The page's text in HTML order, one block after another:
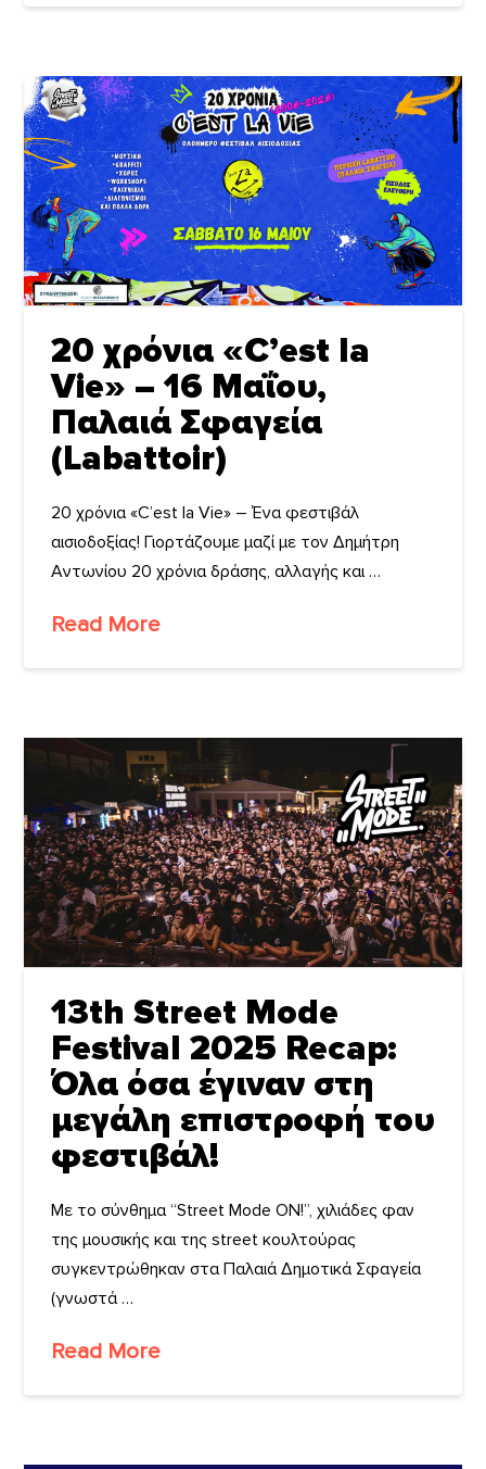
20 χρόνια «C’est la
Vie» – 16 Μαΐου,
Παλαιά Σφαγεία
(Labattoir)
20 χρόνια «C’est la Vie» – Ένα φεστιβάλ
αισιοδοξίας! Γιορτάζουμε μαζί με τον Δημήτρη
Αντωνίου 20 χρόνια δράσης, αλλαγής και …
Read More
13th Street Mode
Festival 2025 Recap:
Όλα όσα έγιναν στη
μεγάλη επιστροφή του
φεστιβάλ!
Με το σύνθημα “Street Mode ON!”, χιλιάδες φαν
της μουσικής και της street κουλτούρας
συγκεντρώθηκαν στα Παλαιά Δημοτικά Σφαγεία
(γνωστά …
Read More